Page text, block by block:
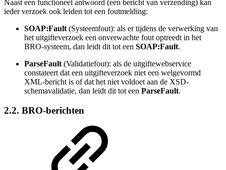
Naast een functioneel antwoord (een bericht van verzending) kan
ieder verzoek ook leiden tot een foutmelding:
SOAP:Fault (Systeemfout): als er tijdens de verwerking van
het uitgifteverzoek een onverwachte fout optreedt in het
BRO-systeem, dan leidt dit tot een SOAP:Fault.
ParseFault (Validatiefout): als de uitgiftewebservice
constateert dat een uitgifteverzoek niet een welgevormd
XML-bericht is of dat het niet voldoet aan de XSD-
schemavalidatie, dan leidt dit tot een ParseFault.
2.2. BRO-berichten